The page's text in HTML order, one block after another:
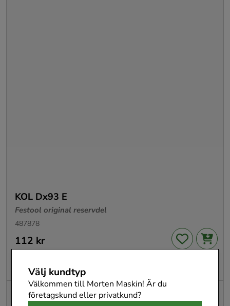
Välj kundtyp
Välkommen till Morten Maskin! Är du
företagskund eller privatkund?
KOL Dx93 E
Festool original reservdel
487878
Pris: 112 kr
112 kr